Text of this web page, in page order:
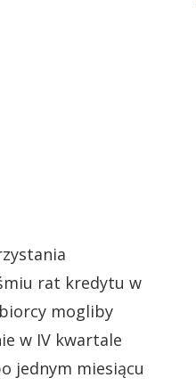
rat kredytu w
mogliby
w IV kwartale
jednym miesiącu